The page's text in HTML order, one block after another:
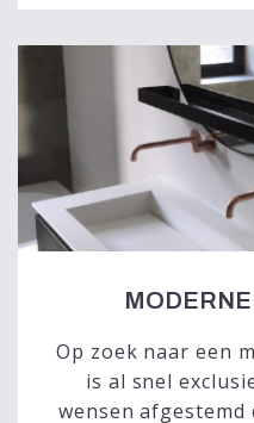
Op zoek naar een
is al snel
wensen